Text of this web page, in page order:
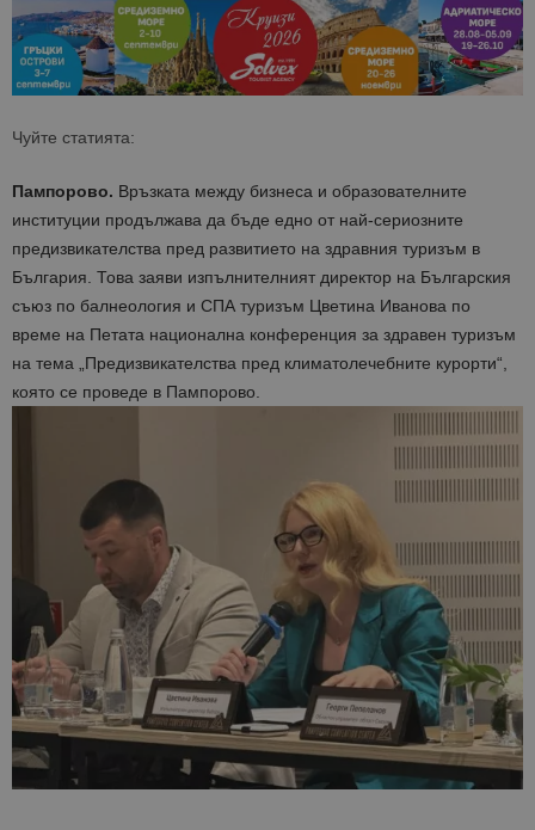
Чуйте статията:
Пампорово. Връзката между бизнеса и образователните
институции продължава да бъде едно от най-сериозните
предизвикателства пред развитието на здравния туризъм в
България. Това заяви изпълнителният директор на Българския
съюз по балнеология и СПА туризъм Цветина Иванова по
време на Петата национална конференция за здравен туризъм
на тема „Предизвикателства пред климатолечебните курорти“,
която се проведе в Пампорово.